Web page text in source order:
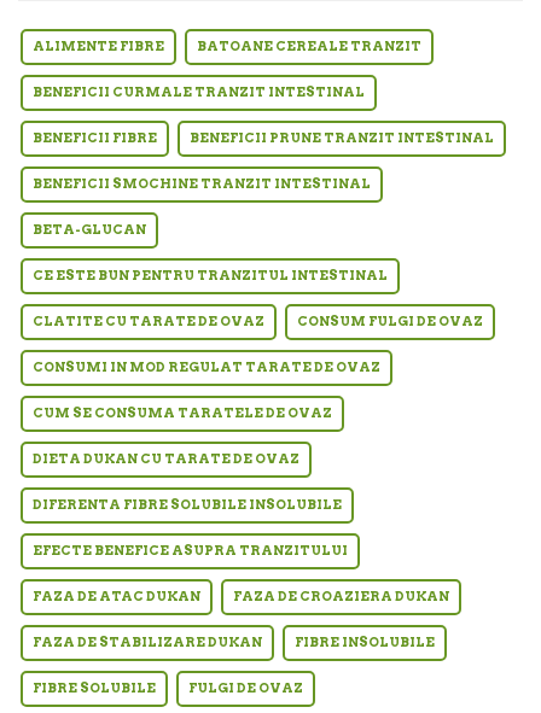
ALIMENTE FIBRE BATOANE CEREALE TRANZIT
BENEFICII CURMALE TRANZIT INTESTINAL
BENEFICII FIBRE BENEFICII PRUNE TRANZIT INTESTINAL
BENEFICII SMOCHINE TRANZIT INTESTINAL
BETA-GLUCAN
CE ESTE BUN PENTRU TRANZITUL INTESTINAL
CLATITE CU TARATE DE OVAZ CONSUM FULGI DE OVAZ
CONSUMI IN MOD REGULAT TARATE DE OVAZ
CUM SE CONSUMA TARATELE DE OVAZ
DIETA DUKAN CU TARATE DE OVAZ
DIFERENTA FIBRE SOLUBILE INSOLUBILE
EFECTE BENEFICE ASUPRA TRANZITULUI
FAZA DE ATAC DUKAN FAZA DE CROAZIERA DUKAN
FAZA DE STABILIZARE DUKAN FIBRE INSOLUBILE
FIBRE SOLUBILE FULGI DE OVAZ